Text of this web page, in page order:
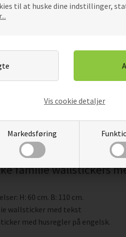
til at huske dine indstillinger,
Markedsføring
Vis cookie detaljer
110 cm.
familie wallstickers
H: 60 cm. B: 110 cm.
wallsticker med tekst
med husregler på engelsk.